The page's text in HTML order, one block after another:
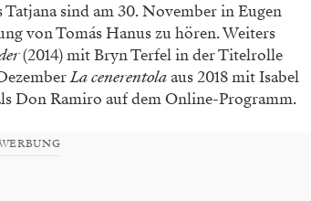
sind am 30. November in Eugen
von Tomás Hanus zu hören. Weiters
(2014) mit Bryn Terfel in der Titelrolle
La cenerentolaaus 2018 mit Isabel
Don Ramiro auf dem Online-Programm.